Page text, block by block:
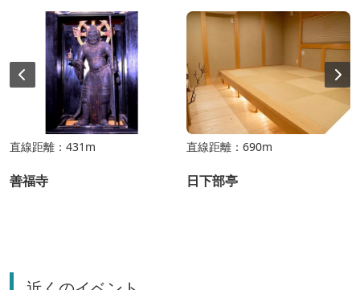
直線距離：431m
善福寺
直線距離：690m
日下部亭